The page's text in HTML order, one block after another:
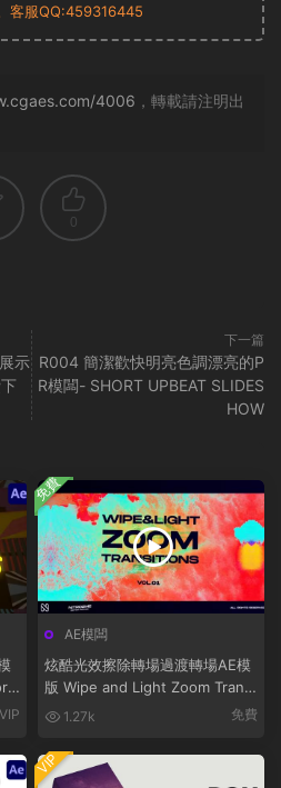
客服QQ:459316445
4006 ，轉載請注明出
0
示
下一篇
R004 簡潔歡快明亮色調漂亮的P
R模闆- SHORT UPBEAT SLIDES
HOW
VIP
AE模闆
炫酷光效擦除轉場過渡轉場AE模
版 Wipe and Light Zoom Transi
tions Vol. 01
1.27k 免費
免費
VIP